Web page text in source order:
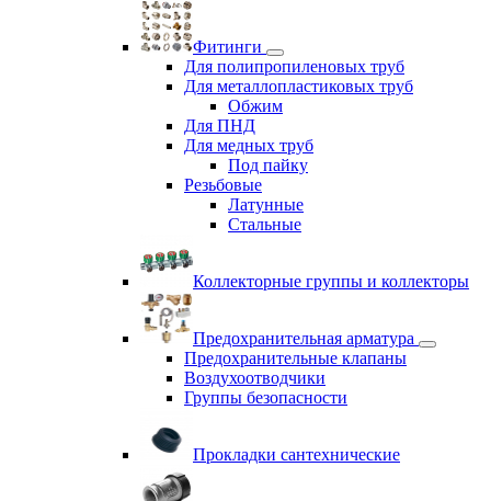
Фитинги
Для полипропиленовых труб
Для металлопластиковых труб
Обжим
Для ПНД
Для медных труб
Под пайку
Резьбовые
Латунные
Cтальные
Коллекторные группы и коллекторы
Предохранительная арматура
Предохранительные клапаны
Воздухоотводчики
Группы безопасности
Прокладки сантехнические